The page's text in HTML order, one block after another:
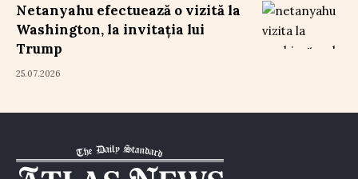
Netanyahu efectuează o vizită la
Washington, la invitația lui
Trump
25.07.2026